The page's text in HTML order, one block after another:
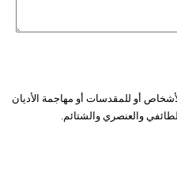
أو للمقدسات أو مهاجمة الأديان
والعنصري والشتائم.